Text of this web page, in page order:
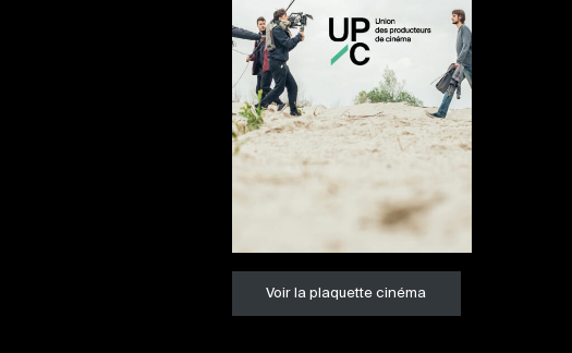
Voir la plaquette cinéma